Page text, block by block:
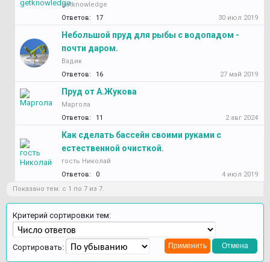
getknowledge
Ответов:
17 30 июл 2019
Небольшой пруд для рыбы с водопадом -
почти даром.
Вадик
Ответов:
16 27 май 2019
Пруд от А.Жукова
Маргола
Ответов:
11 2 авг 2024
Как сделать бассейн своими руками с
естественной очисткой.
гость Николай
Ответов:
0
4 июл 2019
Показано тем: с 1 по 7 из 7.
Критерий сортировки тем:
Сортировать: